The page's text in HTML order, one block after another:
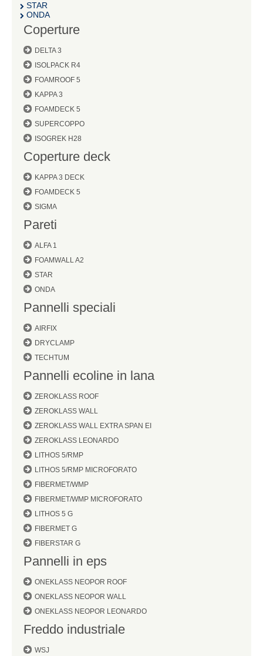
STAR
ONDA
Coperture
DELTA 3
ISOLPACK R4
FOAMROOF 5
KAPPA 3
FOAMDECK 5
SUPERCOPPO
ISOGREK H28
Coperture deck
KAPPA 3 DECK
FOAMDECK 5
SIGMA
Pareti
ALFA 1
FOAMWALL A2
STAR
ONDA
Pannelli speciali
AIRFIX
DRYCLAMP
TECHTUM
Pannelli ecoline in lana
ZEROKLASS ROOF
ZEROKLASS WALL
ZEROKLASS WALL EXTRA SPAN EI
ZEROKLASS LEONARDO
LITHOS 5/RMP
LITHOS 5/RMP MICROFORATO
FIBERMET/WMP
FIBERMET/WMP MICROFORATO
LITHOS 5 G
FIBERMET G
FIBERSTAR G
Pannelli in eps
ONEKLASS NEOPOR ROOF
ONEKLASS NEOPOR WALL
ONEKLASS NEOPOR LEONARDO
Freddo industriale
WSJ